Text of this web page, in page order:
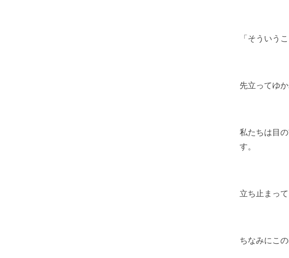
「そういう
先立ってゆ
私たちは目
す。
立ち止まっ
ちなみにこ